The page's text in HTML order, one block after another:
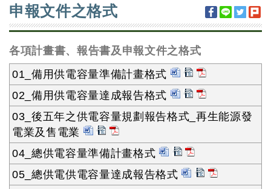
申報文件之格式
各項計畫書、報告書及申報文件之格式
01_備用供電容量準備計畫格式
02_備用供電容量達成報告格式
03_後五年之供電容量規劃報告格式_再生能源發
電業及售電業
04_總供電容量準備計畫格式
05_總供電供電容量達成報告格式